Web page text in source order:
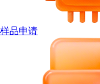
样品申请